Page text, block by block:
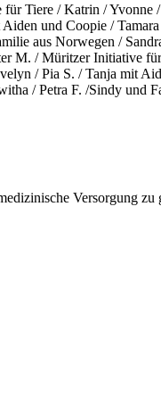
Tiere / Katrin /
und Coopie /
aus Norwegen /
M. / Müritzer Initiative
/ Pia S. / Tanja mit
/ Petra F. /Sindy und
Versorgung zu